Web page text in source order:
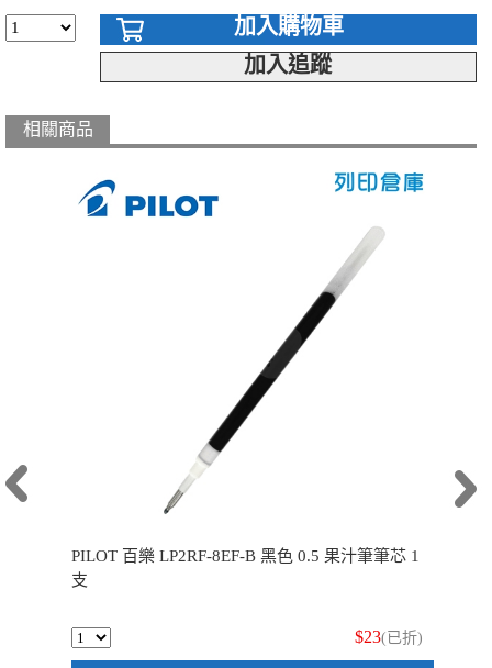
加入購物車
加入追蹤
相關商品
PILOT 百樂 LP2RF-8EF-B 黑色 0.5 果汁筆筆芯 1
支
$23(已折)